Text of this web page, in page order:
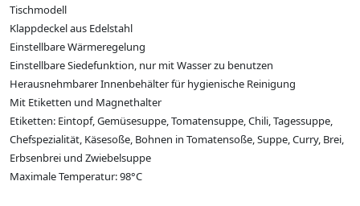
Tischmodell
Klappdeckel aus Edelstahl
Einstellbare Wärmeregelung
Einstellbare Siedefunktion, nur mit Wasser zu benutzen
Herausnehmbarer Innenbehälter für hygienische Reinigung
Mit Etiketten und Magnethalter
Etiketten: Eintopf, Gemüsesuppe, Tomatensuppe, Chili, Tagessuppe,
Chefspezialität, Käsesoße, Bohnen in Tomatensoße, Suppe, Curry, Brei,
Erbsenbrei und Zwiebelsuppe
Maximale Temperatur: 98°C